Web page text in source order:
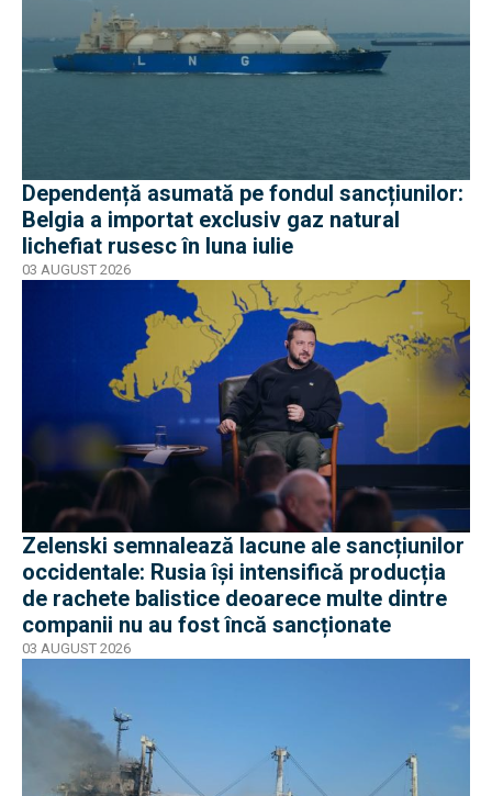
Dependență asumată pe fondul sancțiunilor:
Belgia a importat exclusiv gaz natural
lichefiat rusesc în luna iulie
03 AUGUST 2026
Zelenski semnalează lacune ale sancțiunilor
occidentale: Rusia își intensifică producția
de rachete balistice deoarece multe dintre
companii nu au fost încă sancționate
03 AUGUST 2026